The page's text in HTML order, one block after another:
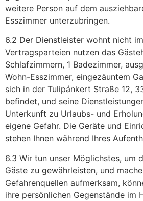
weitere Person auf dem
Esszimmer unterzubringen.
6.2 Der Dienstleister wohnt nicht
Vertragsparteien nutzen das
Schlafzimmern, 1 Badezimmer,
Wohn-Esszimmer, eingezäuntem
sich in der Tulipánkert Straße 12,
befindet, und seine
Unterkunft zu Urlaubs- und
eigene Gefahr. Die Geräte und
stehen Ihnen während Ihres
6.3 Wir tun unser Möglichstes, um
Gäste zu gewährleisten, und
Gefahrenquellen aufmerksam,
ihre persönlichen Gegenstände im